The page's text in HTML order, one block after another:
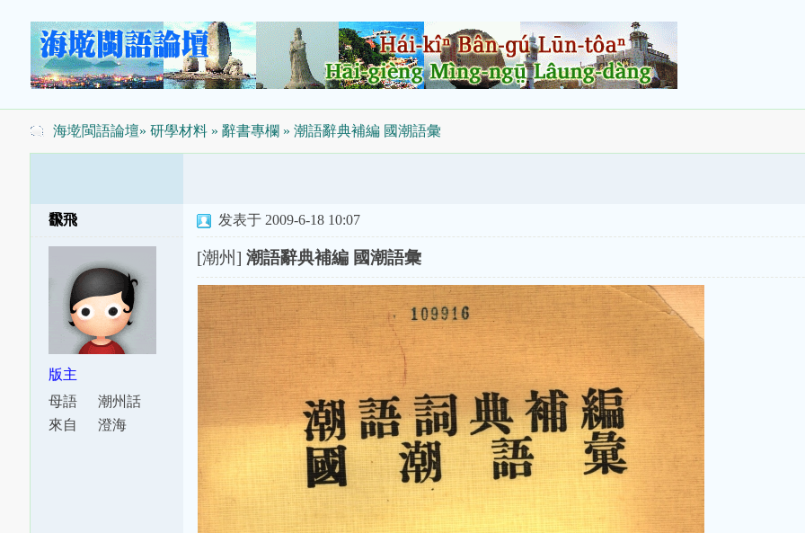
海墘閩語論壇» 研學材料» 辭書專欄 » 潮語辭典補編 國潮語彙
飜飛
版主
母語
潮州話
來自
澄海
发表于 2009-6-18 10:07
[潮州] 潮語辭典補編 國潮語彙